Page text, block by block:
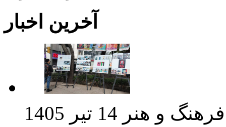
آخرین اخبار
فرهنگ و هنر 14 تیر 1405